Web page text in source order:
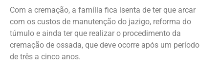
Com a cremação, a família fica isenta de ter que arcar
com os custos de manutenção do jazigo, reforma do
túmulo e ainda ter que realizar o procedimento da
cremação de ossada, que deve ocorre após um período
de três a cinco anos.